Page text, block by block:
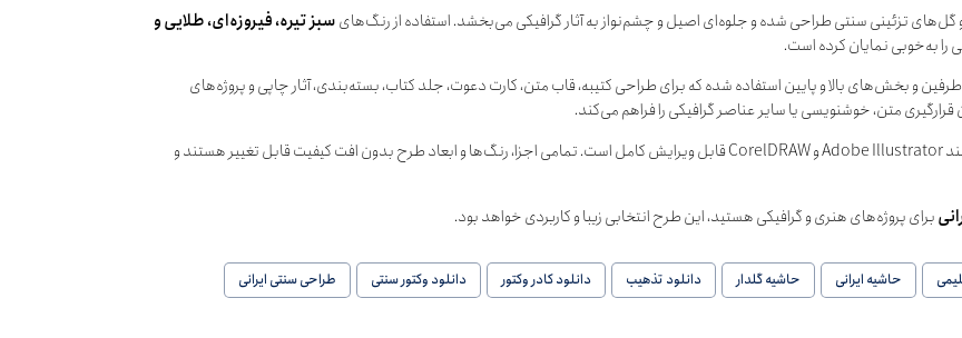
گل‌های تزئینی سنتی طراحی شده و جلوه‌ای اصیل و چشم‌نواز به آثار گرافیکی می‌بخشد. استفاده از رنگ‌هایسبز تیره، فیروزه‌ای، طلایی و
را به‌خوبی نمایان کرده است.
و بخش‌های بالا و پایین استفاده شده که برای طراحی کتیبه، قاب متن، کارت دعوت، جلد کتاب، بسته‌بندی، آثار چاپی و پروژه‌های
متن، خوشنویسی یا سایر عناصر گرافیکی را فراهم می‌کند.
طراحی شده و در نرم‌افزارهایی مانند Adobe Illustrator و CorelDRAW قابل ویرایش کامل است. تمامی اجزا، رنگ‌ها و ابعاد طرح بدون افت کیفیت قابل تغییر هستند و
برای پروژه‌های هنری و گرافیکی هستید، این طرح انتخابی زیبا و کاربردی خواهد بود.
حاشیه ایرانی حاشیه گلدار دانلود تذهیب دانلود کادر وکتور دانلود وکتور سنتی
طراحی سنتی ایرانی